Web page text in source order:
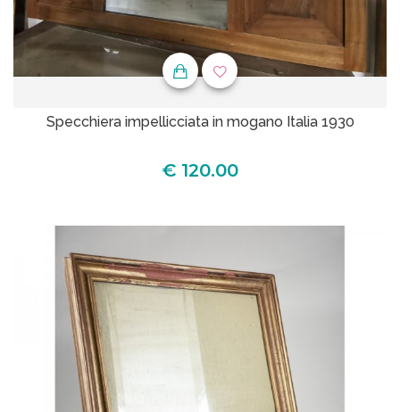
Specchiera impellicciata in mogano Italia 1930
€ 120.00